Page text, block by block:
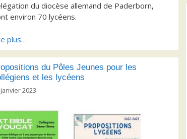
du diocèse allemand de Paderborn,
environ 70 lycéens.
plus…
du Pôles Jeunes pour les
et les lycéens
janvier 2023